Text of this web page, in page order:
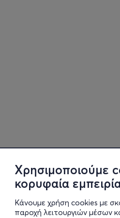
Χρησιμοποιούμε
κορυφαία
Κάνουμε χρήση cookies με
παροχή λειτουργιών μέσων